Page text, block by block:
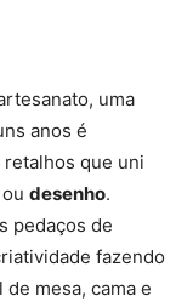
uma
anos é
que uni
desenho.
pedaços de
fazendo
mesa, cama e